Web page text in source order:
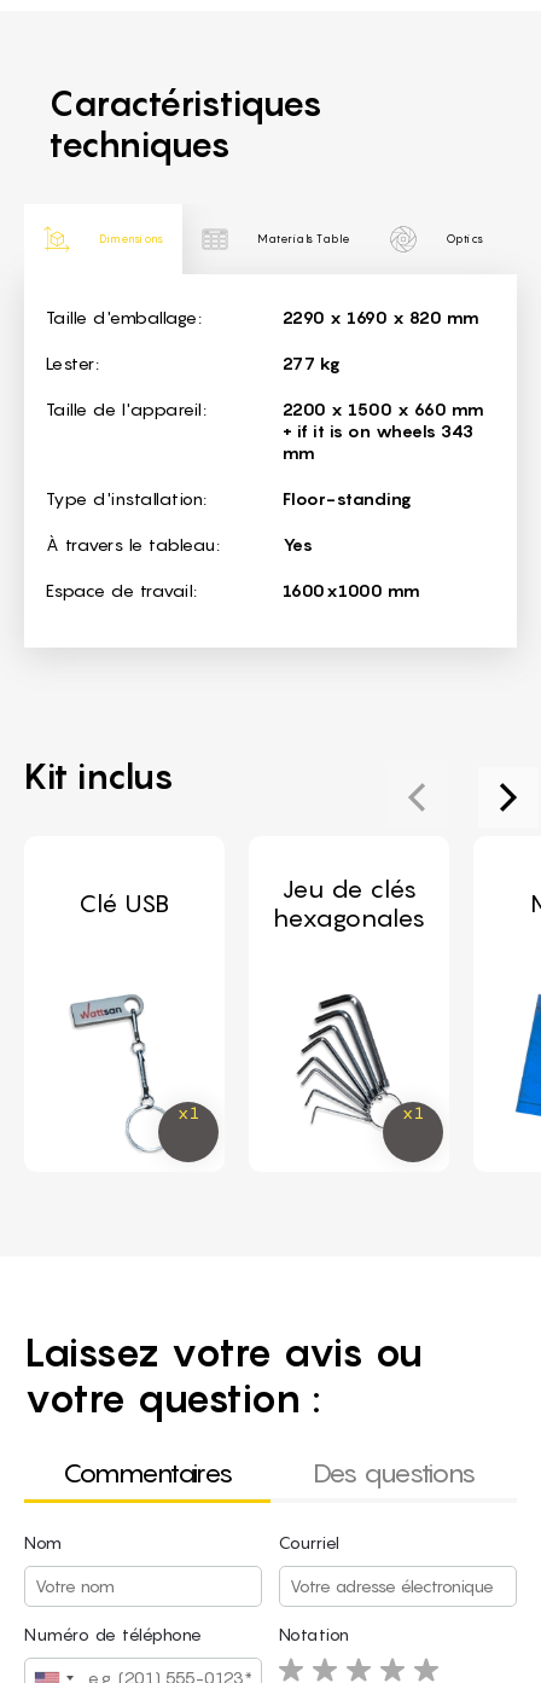
Caractéristiques
techniques
Dimensions Materials Table Optics
Dimensions
Taille d'emballage: 2290 x 1690 x 820 mm
Lester: 277 kg
Taille de l'appareil:
2200 x 1500 x 660 mm
+ if it is on wheels 343
mm
Type d'installation: Floor-standing
À travers le tableau: Yes
Espace de travail: 1600x1000 mm
Kit inclus
Clé USB
Jeu de clés
hexagonales
Laissez votre avis ou
votre question :
Commentaires Des questions
Nom Courriel
Numéro de téléphone Notation
Nom Courriel